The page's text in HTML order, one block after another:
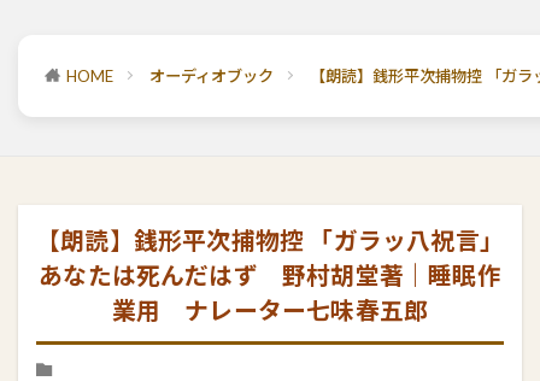
HOME オーディオブック 【朗読】銭形平次捕物控 「ガ
【朗読】銭形平次捕物控 「ガラッ八祝言」
あなたは死んだはず 野村胡堂著｜睡眠作
業用 ナレーター七味春五郎